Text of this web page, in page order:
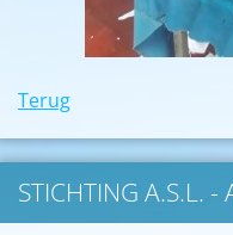
Terug
STICHTING A.S.L. -